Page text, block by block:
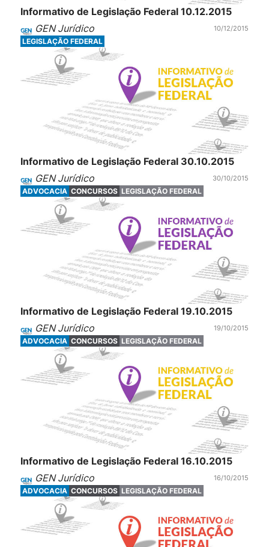
Informativo de Legislação Federal 10.12.2015
GEN Jurídico
10/12/2015
LEGISLAÇÃO FEDERAL
Informativo de Legislação Federal 30.10.2015
GEN Jurídico
30/10/2015
ADVOCACIA CONCURSOS LEGISLAÇÃO FEDERAL
Informativo de Legislação Federal 19.10.2015
GEN Jurídico
19/10/2015
ADVOCACIA CONCURSOS LEGISLAÇÃO FEDERAL
Informativo de Legislação Federal 16.10.2015
GEN Jurídico
16/10/2015
ADVOCACIA CONCURSOS LEGISLAÇÃO FEDERAL